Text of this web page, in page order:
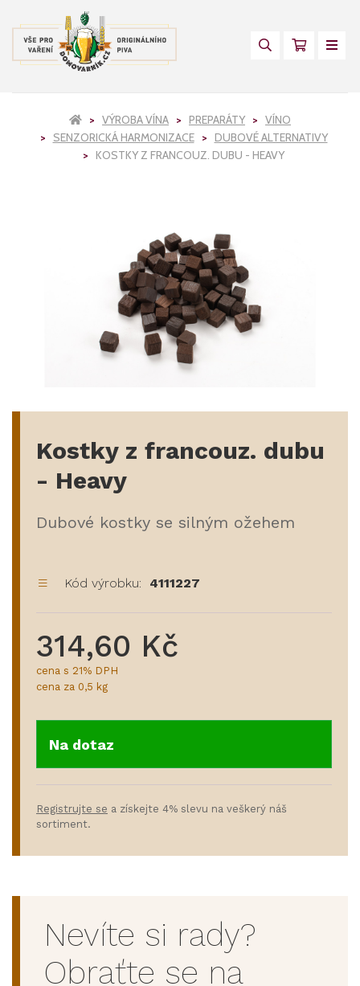
VÝROBA VÍNA PREPARÁTY
VÍNO
SENZORICKÁ HARMONIZACE
DUBOVÉ ALTERNATIVY
KOSTKY Z FRANCOUZ. DUBU - HEAVY
Kostky z francouz. dubu
- Heavy
Dubové kostky se silným ožehem
Kód výrobku: 4111227
314,60 Kč
cena s 21% DPH
cena za 0,5 kg
Na dotaz
Registrujte se a získejte 4% slevu na veškerý náš
sortiment.
Nevíte si rady?
Obraťte se na